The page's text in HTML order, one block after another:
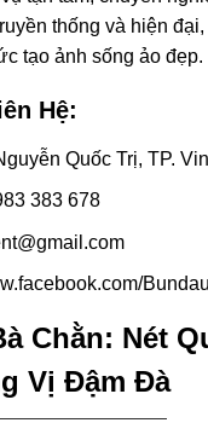
thống và hiện
tạo ảnh sống ảo đẹp.
Hệ:
Quốc Trị, TP.
383 678
Chằn: Nét
Vị Đậm Đà